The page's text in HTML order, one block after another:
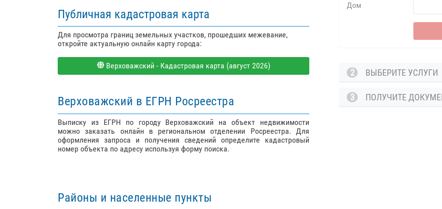
Публичная кадастровая карта
Для просмотра границ земельных участков, прошедших межевание,
откройте актуальную онлайн карту города:
Верховажский - Кадастровая карта (август 2026)
Верховажский в ЕГРН Росреестра
Выписку из ЕГРН по городу Верховажский на объект недвижимости
можно заказать онлайн в региональном отделении Росреестра. Для
оформления запроса и получения сведений определите кадастровый
номер объекта по адресу используя форму поиска.
Дом
2 ВЫБЕРИТЕ УСЛУГИ
3 ПОЛУЧИТЕ
Районы и населенные пункты